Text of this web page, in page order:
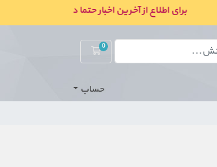
برای اطلاع از آخرین اخبار حتما در کانال ما در بله
0
حساب